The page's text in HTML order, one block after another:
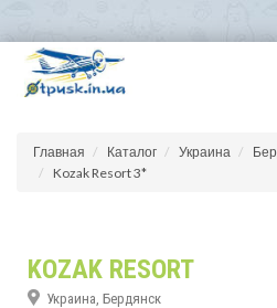
Главная Каталог Украина
Kozak Resort 3*
KOZAK RESORT
Украина, Бердянск